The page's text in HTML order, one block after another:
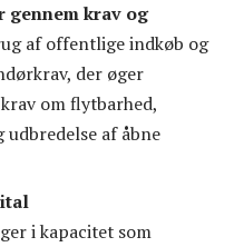
krav og
af offentlige indkøb og
der øger
om flytbarhed,
af åbne
i kapacitet som